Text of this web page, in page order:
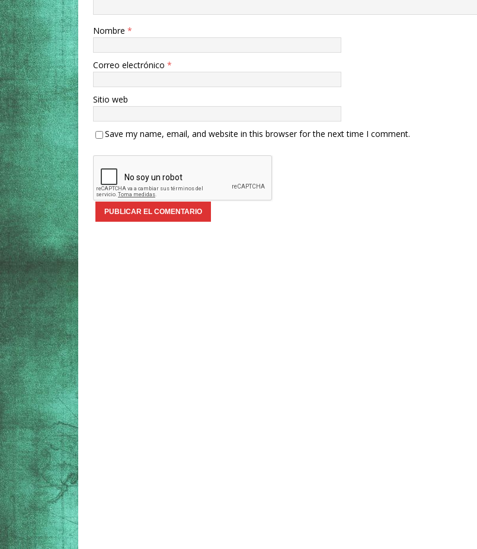
Nombre *
Correo electrónico *
Sitio web
Save my name, email, and website in this browser for the next time I comment.